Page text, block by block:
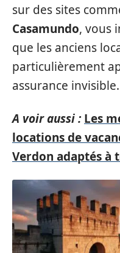
sur des sites
Casamundo, vous
que les anciens
particulièrement
assurance invisible.
A voir aussi : Les
locations de
Verdon adaptés à